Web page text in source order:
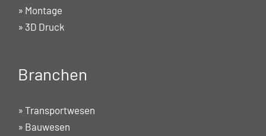
» Montage
» 3D Druck
Branchen
» Transportwesen
» Bauwesen